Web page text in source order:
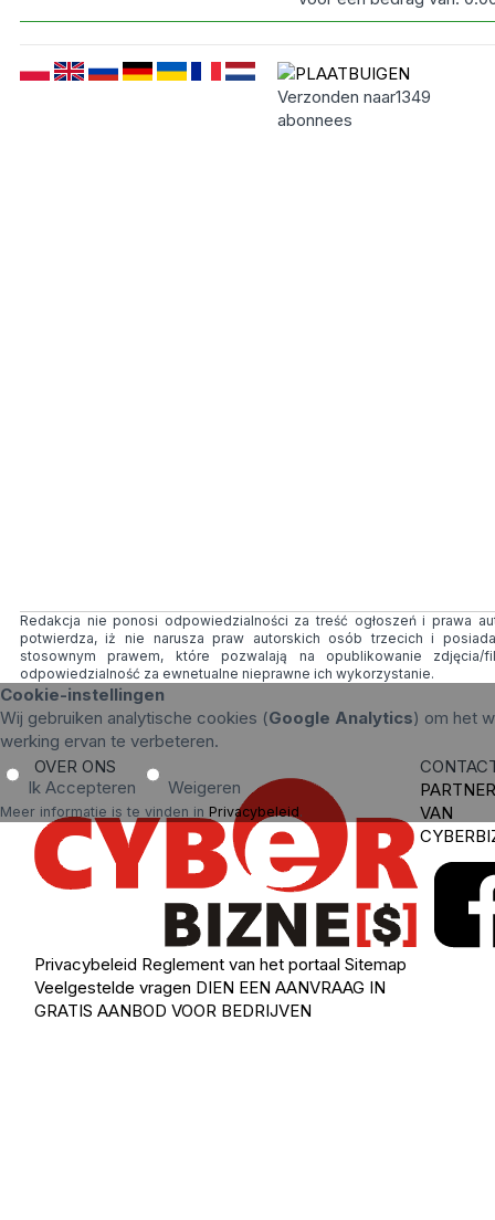
Verzonden naar1349
abonnees
Redakcja nie ponosi odpowiedzialności za treść ogłoszeń i prawa
potwierdza, iż nie narusza praw autorskich osób trzecich i
stosownym prawem, które pozwalają na opublikowanie
odpowiedzialność za ewnetualne nieprawne ich wykorzystanie.
Cookie-instellingen
Wij gebruiken analytische cookies (Google Analytics) om het
werking ervan te verbeteren.
Ik Accepteren Weigeren
Meer informatie is te vinden in Privacybeleid.
OVER ONS
Privacybeleid Reglement van het portaal Sitemap
Veelgestelde vragen DIEN EEN AANVRAAG IN
GRATIS AANBOD VOOR BEDRIJVEN
VAN